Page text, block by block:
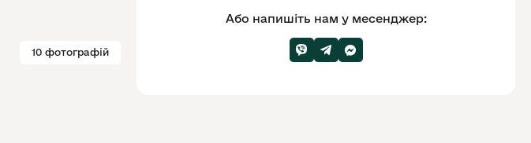
10 фотографій
Або напишіть нам у месенджер: